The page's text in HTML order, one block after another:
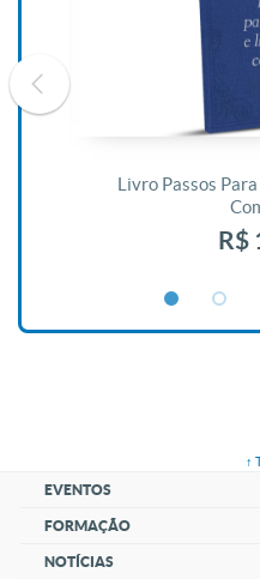
Livro Passos
R$
↑
EVENTOS
FORMAÇÃO
NOTÍCIAS